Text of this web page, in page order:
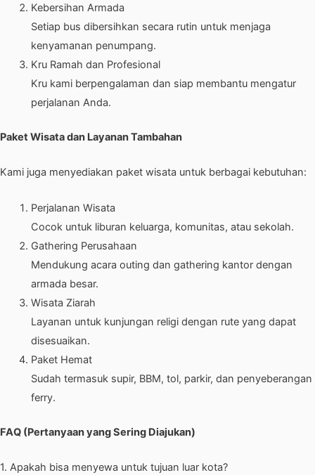
Kebersihan Armada
Setiap bus dibersihkan secara rutin untuk menjaga
kenyamanan penumpang.
Kru Ramah dan Profesional
Kru kami berpengalaman dan siap membantu mengatur
perjalanan Anda.
Paket Wisata dan Layanan Tambahan
Kami juga menyediakan paket wisata untuk berbagai kebutuhan:
Perjalanan Wisata
Cocok untuk liburan keluarga, komunitas, atau sekolah.
Gathering Perusahaan
Mendukung acara outing dan gathering kantor dengan
armada besar.
Wisata Ziarah
Layanan untuk kunjungan religi dengan rute yang dapat
disesuaikan.
Paket Hemat
Sudah termasuk supir, BBM, tol, parkir, dan penyeberangan
ferry.
FAQ (Pertanyaan yang Sering Diajukan)
1. Apakah bisa menyewa untuk tujuan luar kota?